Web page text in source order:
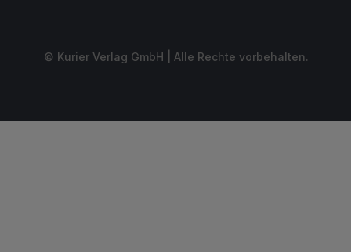
© Kurier Verlag GmbH | Alle Rechte vorbehalten.